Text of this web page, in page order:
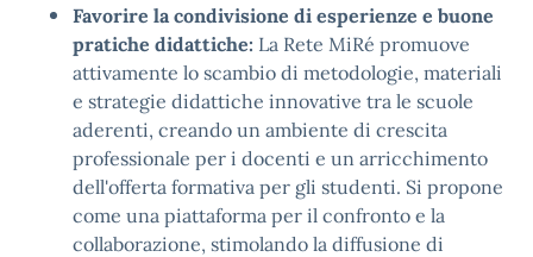
Favorire la condivisione di esperienze e buone
pratiche didattiche: La Rete MiRé promuove
attivamente lo scambio di metodologie, materiali
e strategie didattiche innovative tra le scuole
aderenti, creando un ambiente di crescita
professionale per i docenti e un arricchimento
dell'offerta formativa per gli studenti. Si propone
come una piattaforma per il confronto e la
collaborazione, stimolando la diffusione di